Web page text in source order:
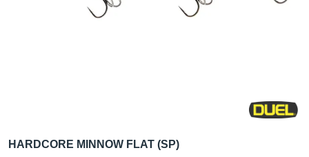
HARDCORE MINNOW FLAT (SP)